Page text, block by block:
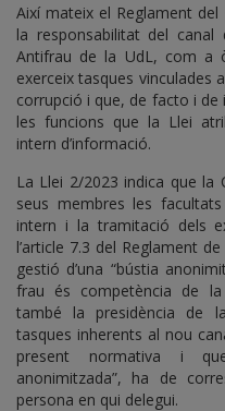
Així mateix el Reglament
la responsabilitat del
Antifrau de la UdL, com a
exerceix tasques vinculades
corrupció i que, de facto i
les funcions que la Llei
intern d’informació.
La Llei 2/2023 indica que la
seus membres les
intern i la tramitació dels
l’article 7.3 del Reglament
gestió d’una “bústia
frau és competència de la
també la presidència de
tasques inherents al nou
present normativa i
anonimitzada”, ha de
persona en qui delegui.